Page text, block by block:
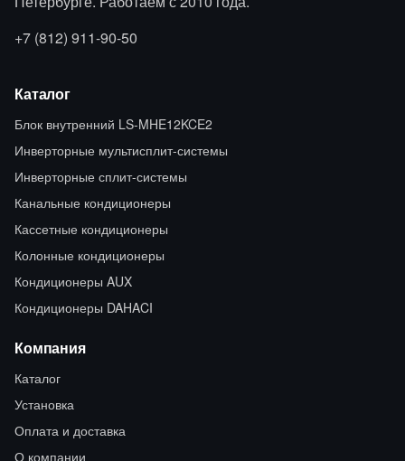
+7 (812) 911-90-50
Каталог
Блок внутренний LS-MHE12KCE2
Инверторные мультисплит-системы
Инверторные сплит-системы
Канальные кондиционеры
Кассетные кондиционеры
Колонные кондиционеры
Кондиционеры AUX
Кондиционеры DAHACI
Компания
Каталог
Установка
Оплата и доставка
О компании